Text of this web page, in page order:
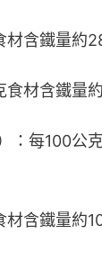
材含鐵量約
食材含鐵量
：每100公
材含鐵量約